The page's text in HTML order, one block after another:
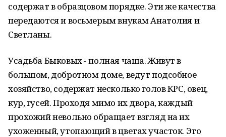
содержат в образцовом порядке. Эти же качества
передаются и восьмерым внукам Анатолия и
Светланы.
Усадьба Быковых - полная чаша. Живут в
большом, добротном доме, ведут подсобное
хозяйство, содержат несколько голов КРС, овец,
кур, гусей. Проходя мимо их двора, каждый
прохожий невольно обращает взгляд на их
ухоженный, утопающий в цветах участок. Это